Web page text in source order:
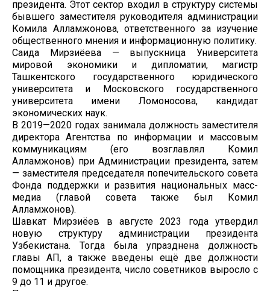
президента. Этот сектор входил в структуру системы
бывшего заместителя руководителя администрации
Комила Алламжонова, ответственного за изучение
общественного мнения и информационную политику.
Саида Мирзиёева — выпускница Университета
мировой экономики и дипломатии, магистр
Ташкентского государственного юридического
университета и Московского государственного
университета имени Ломоносова, кандидат
экономических наук.
В 2019—2020 годах занимала должность заместителя
директора Агентства по информации и массовым
коммуникациям (его возглавлял Комил
Алламжонов) при Администрации президента, затем
— заместителя председателя попечительского совета
Фонда поддержки и развития национальных масс-
медиа (главой совета также был Комил
Алламжонов).
Шавкат Мирзиёев в августе 2023 года утвердил
новую структуру администрации президента
Узбекистана. Тогда была упразднена должность
главы АП, а также введены ещё две должности
помощника президента, число советников выросло с
9 до 11 и другое.